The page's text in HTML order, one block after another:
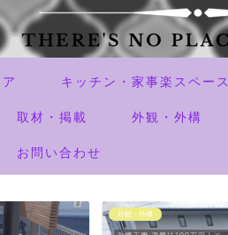
キッチン・家事楽スペース
取材・掲載 外観・外構
お問い合わせ
外観・外構